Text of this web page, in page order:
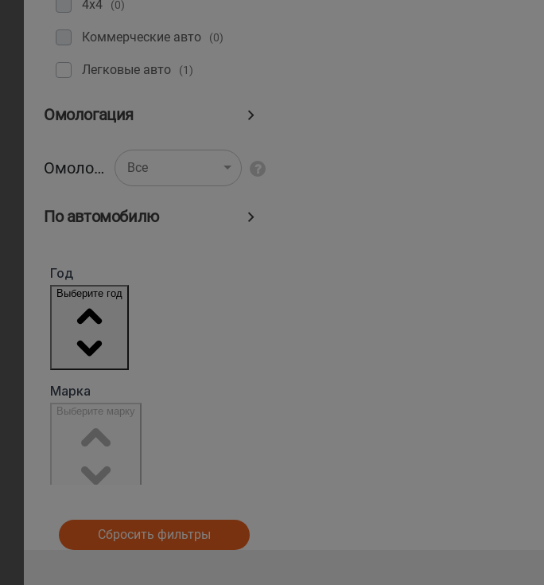
4x4 (0)
Коммерческие авто (0)
Легковые авто (1)
Омологация
Омологация Все
По автомобилю
Сбросить фильтры